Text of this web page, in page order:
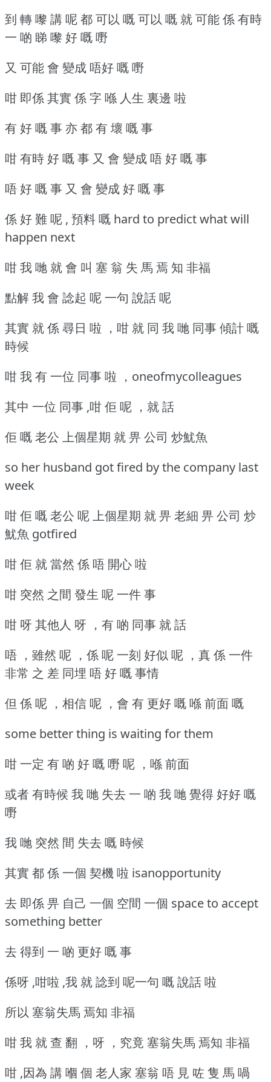
到 轉 嚟 講 呢 都 可以 嘅 可以 嘅 就 可能 係 有時
一 啲 睇 嚟 好 嘅 嘢
又 可能 會 變成 唔好 嘅 嘢
咁 即係 其實 係 字 喺 人生 裏邊 啦
有 好 嘅 事 亦 都 有 壞 嘅 事
咁 有時 好 嘅 事 又 會 變成 唔 好 嘅 事
唔 好 嘅 事 又 會 變成 好 嘅 事
係 好 難 呢 , 預料 嘅 hard to predict what will
happen next
咁 我 哋 就 會 叫 塞 翁 失 馬 焉 知 非福
點解 我 會 諗起 呢 一句 說話 呢
其實 就 係 尋日 啦 ，咁 就 同 我 哋 同事 傾計 嘅
時候
咁 我 有 一位 同事 啦 ，oneofmycolleagues
其中 一位 同事 ,咁 佢 呢 ，就 話
佢 嘅 老公 上個星期 就 畀 公司 炒魷魚
so her husband got fired by the company last
week
咁 佢 嘅 老公 呢 上個星期 就 畀 老細 畀 公司 炒
魷魚 gotfired
咁 佢 就 當然 係 唔 開心 啦
咁 突然 之間 發生 呢 一件 事
咁 呀 其他人 呀 ，有 啲 同事 就 話
唔 ，雖然 呢 ，係 呢 一刻 好似 呢 ，真 係 一件
非常 之 差 同埋 唔 好 嘅 事情
但 係 呢 ，相信 呢 ，會 有 更好 嘅 喺 前面 嘅
some better thing is waiting for them
咁 一定 有 啲 好 嘅 嘢 呢 ，喺 前面
或者 有時候 我 哋 失去 一 啲 我 哋 覺得 好好 嘅
嘢
我 哋 突然 間 失去 嘅 時候
其實 都 係 一個 契機 啦 isanopportunity
去 即係 畀 自己 一個 空間 一個 space to accept
something better
去 得到 一 啲 更好 嘅 事
係呀 ,咁啦 ,我 就 諗到 呢一句 嘅 說話 啦
所以 塞翁失馬 焉知 非福
咁 我 就 查 翻 ，呀 ，究竟 塞翁失馬 焉知 非福
咁 ,因為 講 嗰 個 老人家 塞翁 唔 見 咗 隻 馬 喎